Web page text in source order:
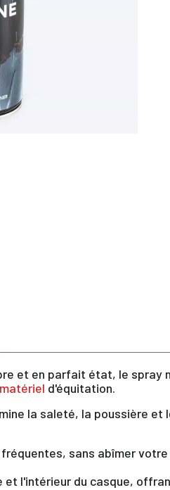
et en parfait état, le
d'équitation.
la saleté, la poussière
sans abîmer
l'intérieur du casque,